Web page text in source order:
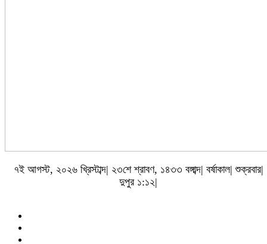
৭ই আগস্ট, ২০২৬ খ্রিস্টাব্দ| ২৩শে শ্রাবণ, ১৪৩৩ বঙ্গাব্দ| বর্ষাকাল| শুক্রবার|
দুপুর ১:১২|